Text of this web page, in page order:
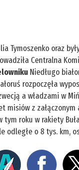
Tymoszenko oraz
Centralna
Niedługo
rozpoczęła
a władzami w
misiów z
tym roku w rakiety
odległe o 8 tys. km,